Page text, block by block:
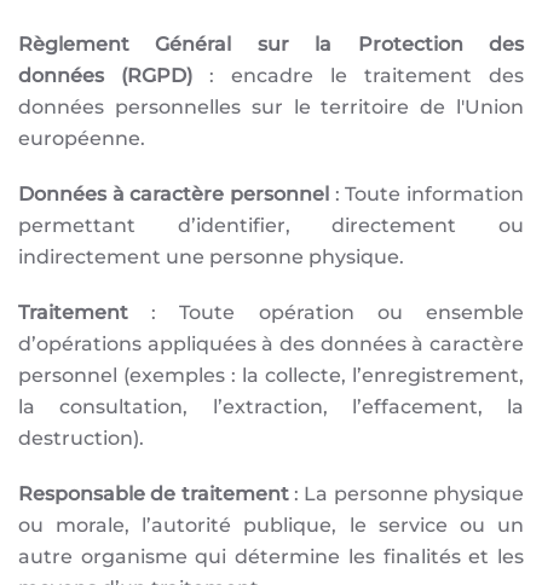
Règlement Général sur la Protection des
données (RGPD) : encadre le traitement des
données personnelles sur le territoire de l'Union
européenne.
Données à caractère personnel : Toute information
permettant d’identifier, directement ou
indirectement une personne physique.
Traitement : Toute opération ou ensemble
d’opérations appliquées à des données à caractère
personnel (exemples : la collecte, l’enregistrement,
la consultation, l’extraction, l’effacement, la
destruction).
Responsable de traitement : La personne physique
ou morale, l’autorité publique, le service ou un
autre organisme qui détermine les finalités et les